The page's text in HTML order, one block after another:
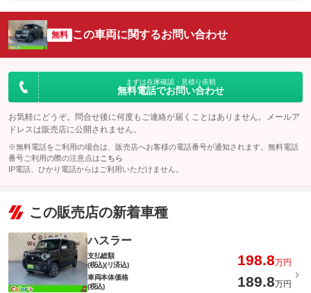
無料 この車両に関するお問い合わせ
まずは在庫確認・見積り依頼
無料電話でお問い合わせ
お気軽にどうぞ。問合せ後に何度もご連絡が届くことはありません。メールア
ドレスは販売店に公開されません。
※無料電話をご利用の場合は、販売店へお客様の電話番号が通知されます。無料電話
番号ご利用の際の注意点は こちら
IP電話、ひかり電話からはご利用いただけません。
この販売店の新着車種
ハスラー
支払総額
(税込)(リ済込)
198.8万円
車両本体価格
(税込)
189.8万円